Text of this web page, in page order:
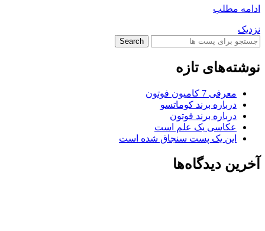
ادامه مطلب
نزدیک
Search
نوشته‌های تازه
معرفی 7 کامیون فوتون
درباره برند کوماتسو
درباره برند فوتون
عکاسی یک علم است
این یک پست سنجاق شده است
آخرین دیدگاه‌ها